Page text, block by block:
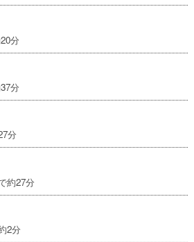
分
分
分
約27分
2分